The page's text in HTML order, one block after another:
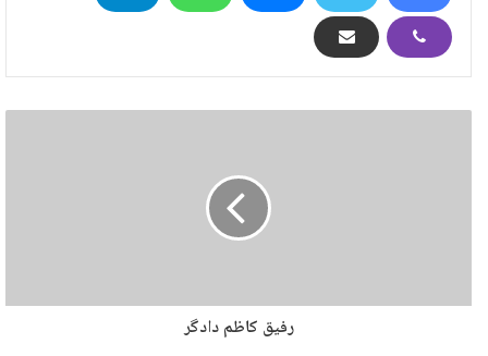
رفیق کاظم دادگر